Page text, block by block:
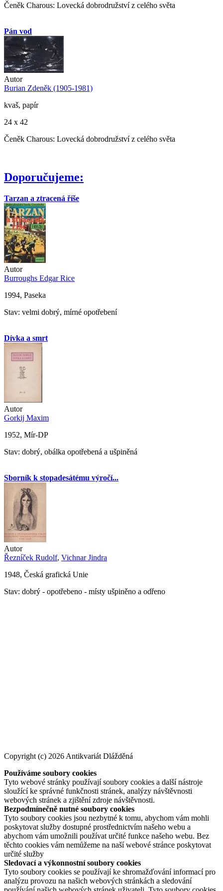
Čeněk Charous: Lovecká dobrodružství z celého světa
Pán vod
Autor
Burian Zdeněk (1905-1981)
kvaš, papír
24 x 42
Čeněk Charous: Lovecká dobrodružství z celého světa
Doporučujeme:
Tarzan a ztracená říše
Autor
Burroughs Edgar Rice
1994, Paseka
Stav: velmi dobrý, mírné opotřebení
Dívka a smrt
Autor
Gorkij Maxim
1952, Mír-DP
Stav: dobrý, obálka opotřebená a ušpiněná
Sborník k stopadesátému výročí...
Autor
Řezníček Rudolf, Vichnar Jindra
1948, Česká grafická Unie
Stav: dobrý - opotřebeno - místy ušpiněno a odřeno
Copyright (c) 2026 Antikvariát Dlážděná
Používáme soubory cookies
Tyto webové stránky používají soubory cookies a další nástroje
sloužící ke správné funkčnosti stránek, analýzy návštěvnosti
webových stránek a zjištění zdroje návštěvnosti.
Bezpodmínečně nutné soubory cookies
Tyto soubory cookies jsou nezbytné k tomu, abychom vám mohli
poskytovat služby dostupné prostřednictvím našeho webu a
abychom vám umožnili používat určité funkce našeho webu. Bez
těchto cookies vám nemůžeme na naší webové stránce poskytovat
určité služby
Sledovací a výkonnostní soubory cookies
Tyto soubory cookies se používají ke shromažďování informací pro
analýzu provozu na našich webových stránkách a sledování